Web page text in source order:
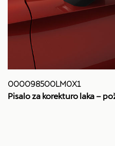
000098500LM0X1
Pisalo za korekturo laka –